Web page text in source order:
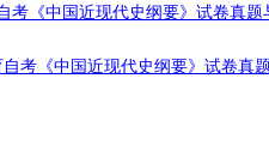
考《中国近现代史纲要》试卷真题
自考《中国近现代史纲要》试卷真